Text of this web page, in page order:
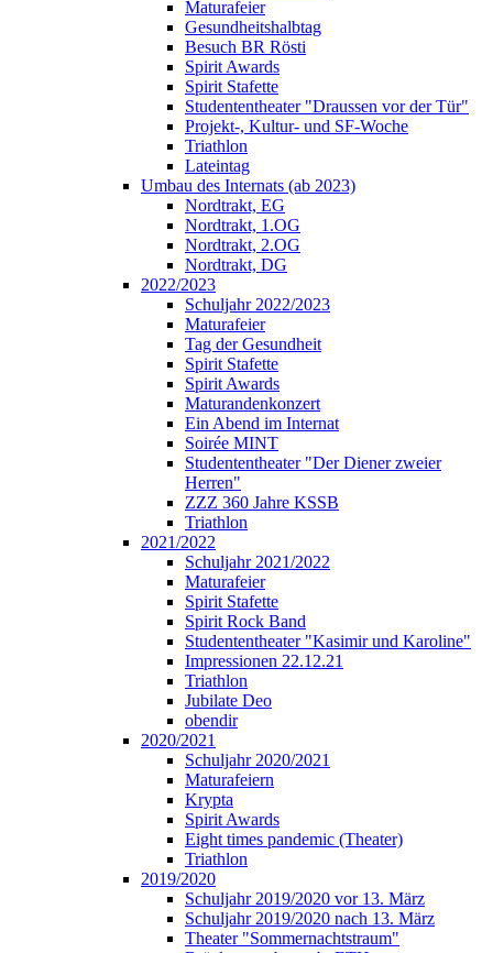
Maturafeier
Gesundheitshalbtag
Besuch BR Rösti
Spirit Awards
Spirit Stafette
Studententheater "Draussen vor der Tür"
Projekt-, Kultur- und SF-Woche
Triathlon
Lateintag
Umbau des Internats (ab 2023)
Nordtrakt, EG
Nordtrakt, 1.OG
Nordtrakt, 2.OG
Nordtrakt, DG
2022/2023
Schuljahr 2022/2023
Maturafeier
Tag der Gesundheit
Spirit Stafette
Spirit Awards
Maturandenkonzert
Ein Abend im Internat
Soirée MINT
Studententheater "Der Diener zweier
Herren"
ZZZ 360 Jahre KSSB
Triathlon
2021/2022
Schuljahr 2021/2022
Maturafeier
Spirit Stafette
Spirit Rock Band
Studententheater "Kasimir und Karoline"
Impressionen 22.12.21
Triathlon
Jubilate Deo
obendir
2020/2021
Schuljahr 2020/2021
Maturafeiern
Krypta
Spirit Awards
Eight times pandemic (Theater)
Triathlon
2019/2020
Schuljahr 2019/2020 vor 13. März
Schuljahr 2019/2020 nach 13. März
Theater "Sommernachtstraum"